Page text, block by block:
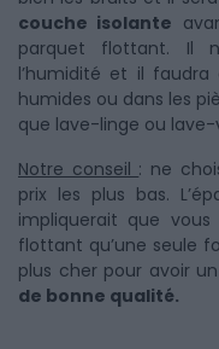
couche isolante
parquet flottant. Il
l’humidité et il
humides ou dans les
que lave-linge ou lave-
Notre conseil : ne
prix les plus bas.
impliquerait que
flottant qu’une seule
plus cher pour avoir
de bonne qualité.